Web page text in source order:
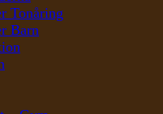
Tonåring
Barn